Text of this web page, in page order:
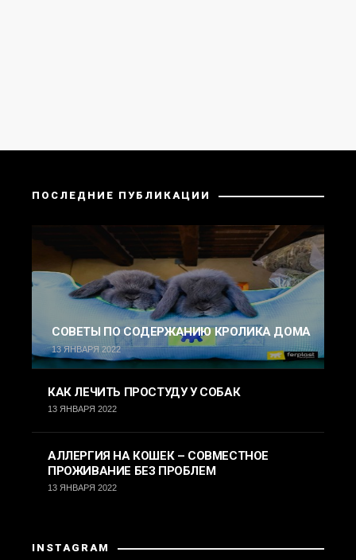
ПОСЛЕДНИЕ ПУБЛИКАЦИИ
СОВЕТЫ ПО СОДЕРЖАНИЮ КРОЛИКА ДОМА
13 ЯНВАРЯ 2022
КАК ЛЕЧИТЬ ПРОСТУДУ У СОБАК
13 ЯНВАРЯ 2022
АЛЛЕРГИЯ НА КОШЕК – СОВМЕСТНОЕ
ПРОЖИВАНИЕ БЕЗ ПРОБЛЕМ
13 ЯНВАРЯ 2022
INSTAGRAM